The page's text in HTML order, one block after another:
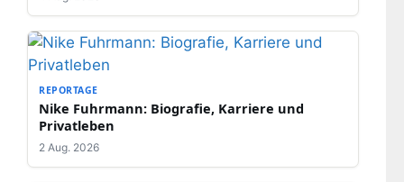
REPORTAGE
Nike Fuhrmann: Biografie, Karriere und
Privatleben
2 Aug. 2026